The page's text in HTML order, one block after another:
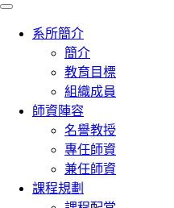
系所簡介
簡介
教育目標
組織成員
師資陣容
名譽教授
專任師資
兼任師資
課程規劃